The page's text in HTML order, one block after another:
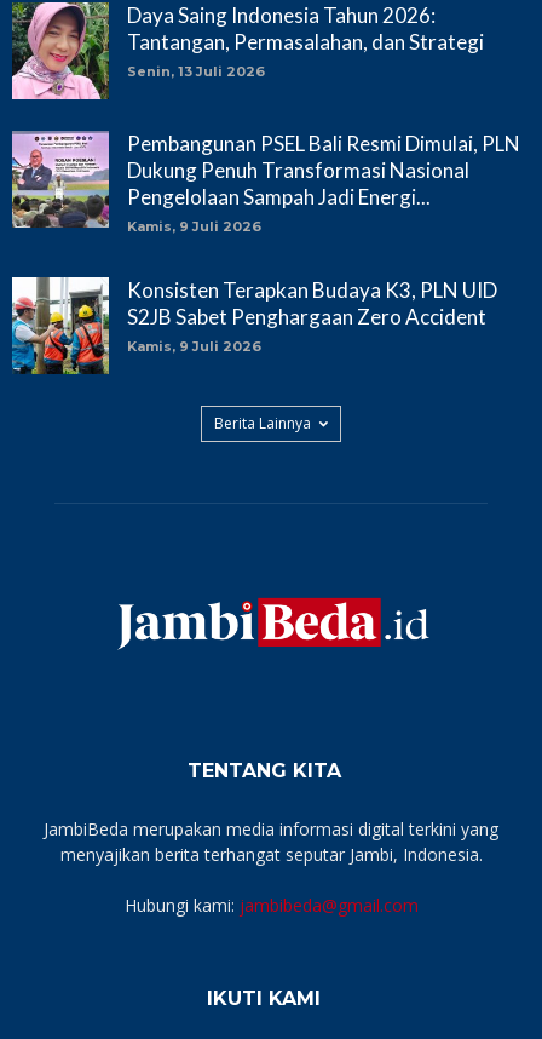
Daya Saing Indonesia Tahun 2026:
Tantangan, Permasalahan, dan Strategi
Senin, 13 Juli 2026
Pembangunan PSEL Bali Resmi Dimulai, PLN
Dukung Penuh Transformasi Nasional
Pengelolaan Sampah Jadi Energi...
Kamis, 9 Juli 2026
Konsisten Terapkan Budaya K3, PLN UID
S2JB Sabet Penghargaan Zero Accident
Kamis, 9 Juli 2026
Berita Lainnya
TENTANG KITA
JambiBeda merupakan media informasi digital terkini yang
menyajikan berita terhangat seputar Jambi, Indonesia.
Hubungi kami: jambibeda@gmail.com
IKUTI KAMI